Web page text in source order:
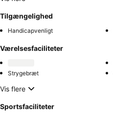
Tilgængelighed
Handicapvenligt
Værelsesfaciliteter
Strygebræt
Vis flere
Sportsfaciliteter